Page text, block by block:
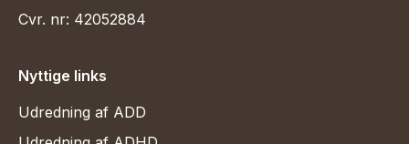
Cvr. nr: 42052884
Nyttige links
Udredning af ADD